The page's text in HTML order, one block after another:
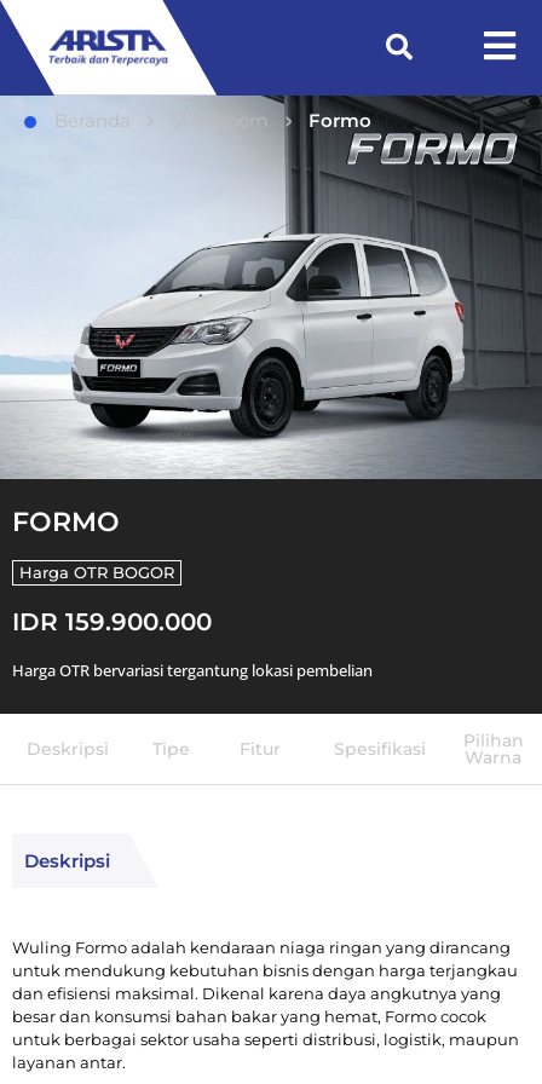
Beranda Showroom Formo
FORMO
Harga OTR BOGOR
IDR 159.900.000
Harga OTR bervariasi tergantung lokasi pembelian
Deskripsi Tipe Fitur Spesifikasi Pilihan
Warna
Deskripsi
Wuling Formo adalah kendaraan niaga ringan yang dirancang
untuk mendukung kebutuhan bisnis dengan harga terjangkau
dan efisiensi maksimal. Dikenal karena daya angkutnya yang
besar dan konsumsi bahan bakar yang hemat, Formo cocok
untuk berbagai sektor usaha seperti distribusi, logistik, maupun
layanan antar.